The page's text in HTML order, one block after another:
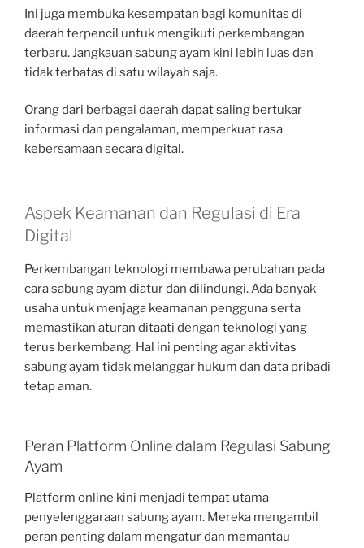
Ini juga membuka kesempatan bagi komunitas di
daerah terpencil untuk mengikuti perkembangan
terbaru. Jangkauan sabung ayam kini lebih luas dan
tidak terbatas di satu wilayah saja.
Orang dari berbagai daerah dapat saling bertukar
informasi dan pengalaman, memperkuat rasa
kebersamaan secara digital.
Aspek Keamanan dan Regulasi di Era
Digital
Perkembangan teknologi membawa perubahan pada
cara sabung ayam diatur dan dilindungi. Ada banyak
usaha untuk menjaga keamanan pengguna serta
memastikan aturan ditaati dengan teknologi yang
terus berkembang. Hal ini penting agar aktivitas
sabung ayam tidak melanggar hukum dan data pribadi
tetap aman.
Peran Platform Online dalam Regulasi Sabung
Ayam
Platform online kini menjadi tempat utama
penyelenggaraan sabung ayam. Mereka mengambil
peran penting dalam mengatur dan memantau